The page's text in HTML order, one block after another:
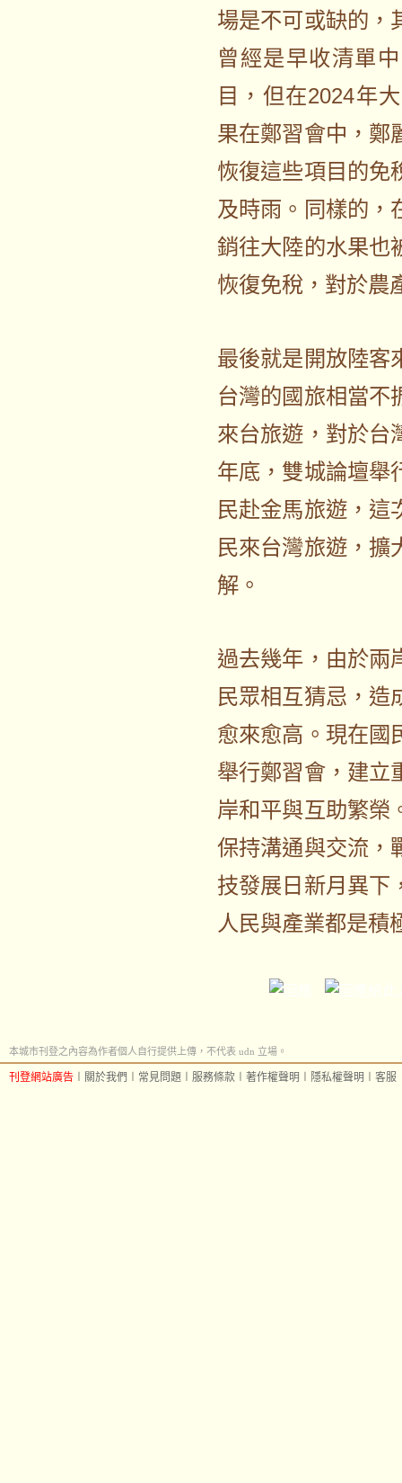
場是不可或缺的，
曾經是早收清單
目，但在2024年
果在鄭習會中，鄭
恢復這些項目的免
及時雨。同樣的，
銷往大陸的水果也
恢復免稅，對於農
最後就是開放陸客
台灣的國旅相當不
來台旅遊，對於台
年底，雙城論壇舉
民赴金馬旅遊，這
民來台灣旅遊，擴
解。
過去幾年，由於兩
民眾相互猜忌，造
愈來愈高。現在國
舉行鄭習會，建立
岸和平與互助繁榮
保持溝通與交流，
技發展日新月異下
人民與產業都是積
本城市刊登之內容為作者個人自行提供上傳，不代表 udn 立場。
刊登網站廣告 關於我們 常見問題 服務條款 著作權聲明 隱私權聲明 客服